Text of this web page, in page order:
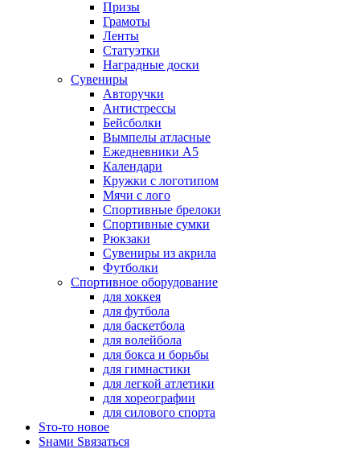
Призы
Грамоты
Ленты
Статуэтки
Наградные доски
Сувениры
Авторучки
Антистрессы
Бейсболки
Вымпелы атласные
Ежедневники А5
Календари
Кружки с логотипом
Мячи с лого
Спортивные брелоки
Спортивные сумки
Рюкзаки
Сувениры из акрила
Футболки
Спортивное оборудование
для хоккея
для футбола
для баскетбола
для волейбола
для бокса и борьбы
для гимнастики
для легкой атлетики
для хореографии
для силового спорта
Sто-то новое
Sнами Sвязаться